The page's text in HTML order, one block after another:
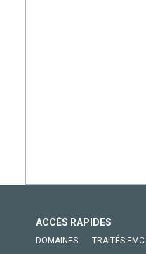
ACCÈS RAPIDES
DOMAINES TRAITÉS EMC